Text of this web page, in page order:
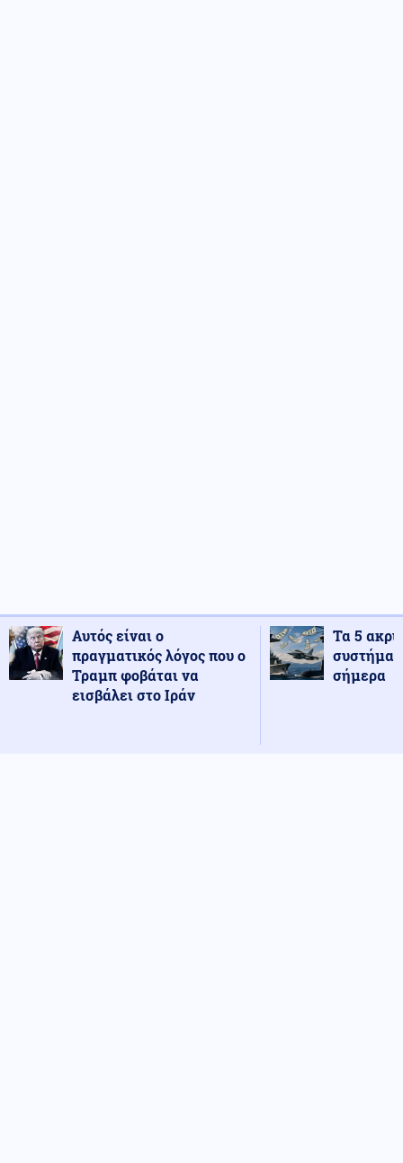
Αυτός είναι ο
πραγματικός λόγος που ο
Τραμπ φοβάται να
εισβάλει στο Ιράν
Τα 5
σήμερα